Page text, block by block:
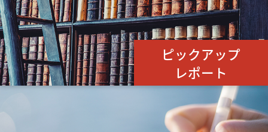
ピックアップ
レポート